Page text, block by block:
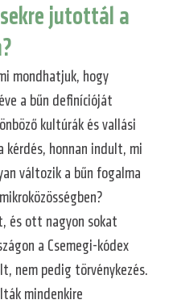
jutottál a
mondhatjuk, hogy
a bűn definícióját
kultúrák és vallási
kérdés, honnan indult, mi
változik a bűn fogalma
és ott nagyon sokat
a Csemegi-kódex
nem pedig törvénykezés.
mindenkire